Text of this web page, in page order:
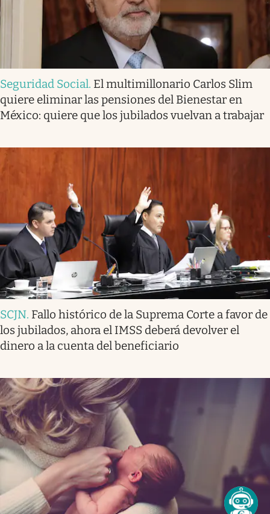
Seguridad Social. El multimillonario Carlos Slim
quiere eliminar las pensiones del Bienestar en
México: quiere que los jubilados vuelvan a trabajar
SCJN. Fallo histórico de la Suprema Corte a favor de
los jubilados, ahora el IMSS deberá devolver el
dinero a la cuenta del beneficiario